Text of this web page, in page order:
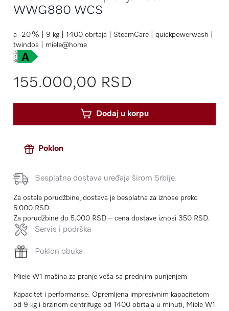
WWG880 WCS
a -20 % | 9 kg | 1400 obrtaja | SteamCare | quickpowerwash |
twindos | miele@home
155.000,00 RSD
Dodaj u korpu
Poklon
Besplatna dostava uređaja širom Srbije.
Za ostale porudžbine, dostava je besplatna za iznose preko
5.000 RSD.
Za porudžbine do 5.000 RSD – cena dostave iznosi 350 RSD.
Servis i podrška
Poklon obuka
Miele W1 mašina za pranje veša sa prednjim punjenjem
Kapacitet i performanse: Opremljena impresivnim kapacitetom
od 9 kg i brzinom centrifuge od 1400 obrtaja u minuti, Miele W1